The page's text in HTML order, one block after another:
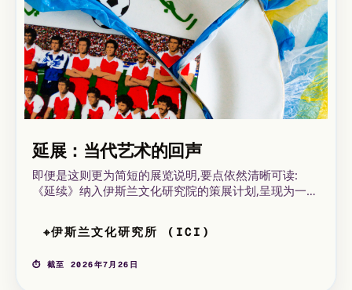
延展：当代艺术的回声
即便是这则更为简短的展览说明,要点依然清晰可读:
《延续》纳入伊斯兰文化研究院的策展计划,呈现为一场
辑层面的核心并非堆砌描述,而是重申该场所的意义。
与想象流通之间的交汇点。在巴黎,这是一个能够以超越
⌖伊斯兰文化研究所 (ICI)
⏱ 截至 2026年7月26日